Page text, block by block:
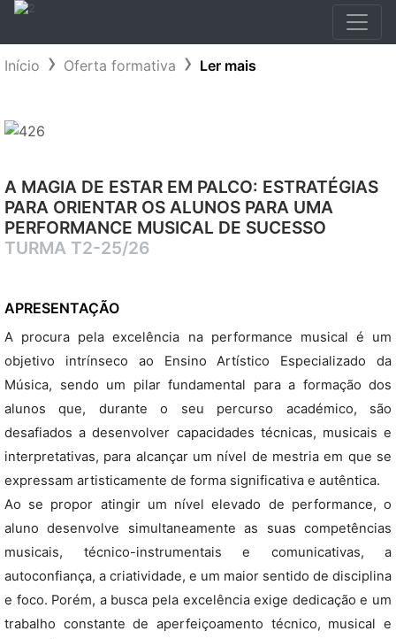
Início Oferta formativa Ler mais
A MAGIA DE ESTAR EM PALCO: ESTRATÉGIAS
PARA ORIENTAR OS ALUNOS PARA UMA
PERFORMANCE MUSICAL DE SUCESSO
TURMA T2-25/26
APRESENTAÇÃO
A procura pela excelência na performance musical é um
objetivo intrínseco ao Ensino Artístico Especializado da
Música, sendo um pilar fundamental para a formação dos
alunos que, durante o seu percurso académico, são
desafiados a desenvolver capacidades técnicas, musicais e
interpretativas, para alcançar um nível de mestria em que se
expressam artisticamente de forma significativa e autêntica.
Ao se propor atingir um nível elevado de performance, o
aluno desenvolve simultaneamente as suas competências
musicais, técnico-instrumentais e comunicativas, a
autoconfiança, a criatividade, e um maior sentido de disciplina
e foco. Porém, a busca pela excelência exige dedicação e um
trabalho constante de aperfeiçoamento técnico, musical e